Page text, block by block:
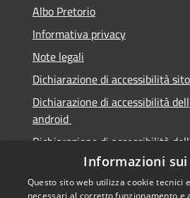
Albo Pretorio
Informativa privacy
Note legali
Dichiarazione di accessibilità sito
Dichiarazione di accessibilità
android
Dichiarazione di accessibilità
Informazioni
Questo sito web utilizza cookie tecnici
necessari al corretto funzionamento e